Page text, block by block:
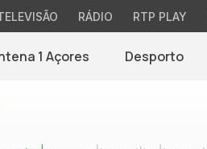
RÁDIO RTP PLAY
1 Açores Desporto